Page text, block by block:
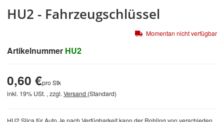
HU2 - Fahrzeugschlüssel
Artikelnummer HU2
0,60 €pro Stk
inkl. 19% USt. , zzgl. Versand (Standard)
Momentan nicht verfügbar